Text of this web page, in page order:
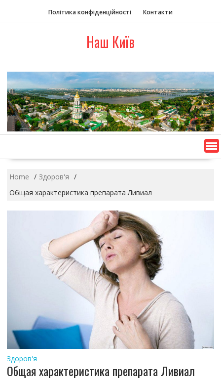
t
Політика конфіденційності Контакти
Наш Київ
Home
Здоров'я
Общая характеристика препарата Ливиал
Здоров'я
Общая характеристика препарата Ливиал